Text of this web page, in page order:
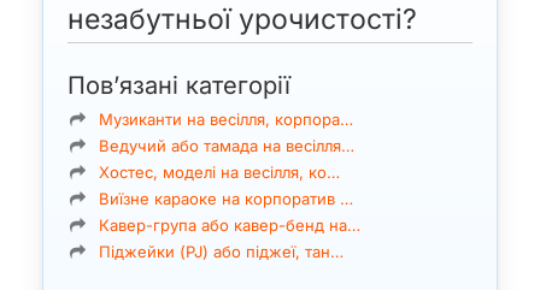
незабутньої урочистості?
Пов’язані категорії
Музиканти на весілля, корпора…
Ведучий або тамада на весілля…
Хостес, моделі на весілля, ко…
Виїзне караоке на корпоратив …
Кавер-група або кавер-бенд на…
Піджейки (PJ) або піджеї, тан…